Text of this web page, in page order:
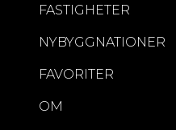
FASTIGHETER
NYBYGGNATIONER
FAVORITER
OM